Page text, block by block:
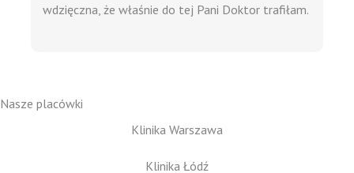
wdzięczna, że właśnie do tej Pani Doktor trafiłam.
Nasze placówki
Klinika Warszawa
Klinika Łódź